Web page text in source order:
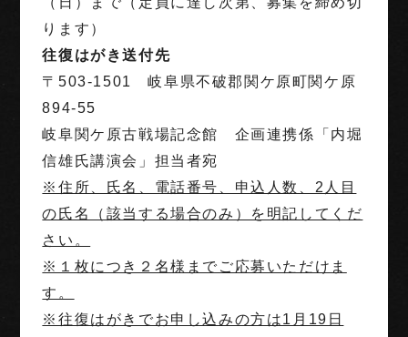
ります）
往復はがき送付先
〒503-1501 岐阜県不破郡関ケ原町関ケ原
894-55
岐阜関ケ原古戦場記念館 企画連携係「内堀
信雄氏講演会」担当者宛
※住所、氏名、電話番号、申込人数、2人目
の氏名（該当する場合のみ）を明記してくだ
さい。
※１枚につき２名様までご応募いただけま
す。
※往復はがきでお申し込みの方は1月19日